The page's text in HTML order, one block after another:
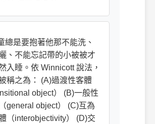
總是要抱著他那不能洗、
、不能忘記帶的小被被才
入睡。依 Winnicott 說法，
稱之為： (A)過渡性客體
object） (B)一般性
general object） (C)互為
（interobjectivity） (D)交